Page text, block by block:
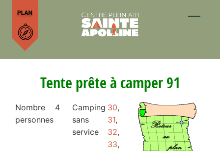
Tente prête à camper 91
Nombre
personnes
4
Camping
sans
service
30,
31,
32,
33,